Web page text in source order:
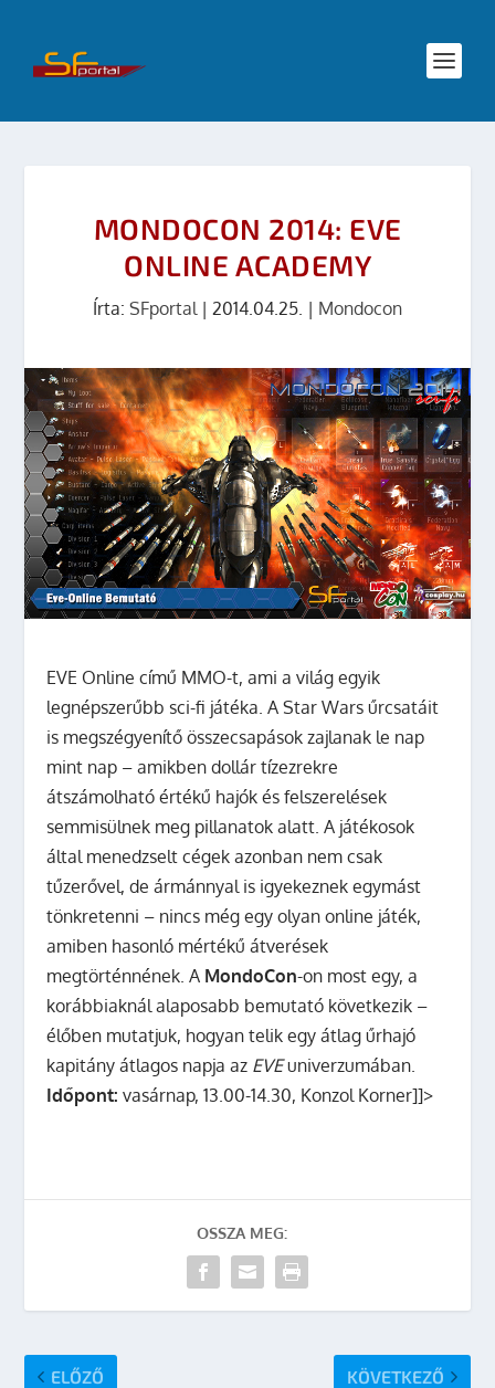
MONDOCON 2014: EVE
ONLINE ACADEMY
Írta: SFportal| 2014.04.25. | Mondocon
EVE Online című MMO-t, ami a világ egyik
legnépszerűbb sci-fi játéka. A Star Wars űrcsatáit
is megszégyenítő összecsapások zajlanak le nap
mint nap – amikben dollár tízezrekre
átszámolható értékű hajók és felszerelések
semmisülnek meg pillanatok alatt. A játékosok
által menedzselt cégek azonban nem csak
tűzerővel, de ármánnyal is igyekeznek egymást
tönkretenni – nincs még egy olyan online játék,
amiben hasonló mértékű átverések
megtörténnének. A MondoCon-on most egy, a
korábbiaknál alaposabb bemutató következik –
élőben mutatjuk, hogyan telik egy átlag űrhajó
kapitány átlagos napja az EVEuniverzumában.
Időpont:vasárnap, 13.00-14.30, Konzol Korner]]>
OSSZA MEG:
ELŐZŐ KÖVETKEZŐ